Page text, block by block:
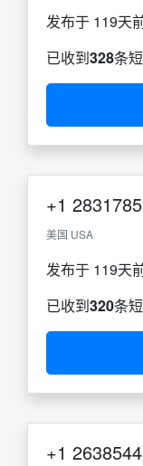
发布于 119天
已收到328条
+1
美国 USA
发布于 119天
已收到320条
+1